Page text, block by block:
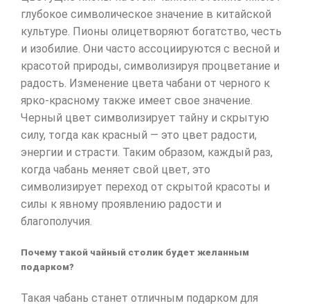
глубокое символическое значение в китайской
культуре. Пионы олицетворяют богатство, честь
и изобилие. Они часто ассоциируются с весной и
красотой природы, символизируя процветание и
радость. Изменение цвета чабани от черного к
ярко-красному также имеет свое значение.
Черный цвет символизирует тайну и скрытую
силу, тогда как красный — это цвет радости,
энергии и страсти. Таким образом, каждый раз,
когда чабань меняет свой цвет, это
символизирует переход от скрытой красоты и
силы к явному проявлению радости и
благополучия.
Почему такой чайный столик будет желанным
подарком?
Такая чабань станет отличным подарком для